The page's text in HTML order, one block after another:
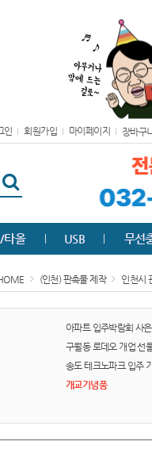
인 회원가입 마이페이지 장바구
타올 USB 무선
(인천) 판촉물 제작 인천시
아파트 입주박람회 사
구월동 로데오 개업 선
송도 테크노파크 입주
개교기념품